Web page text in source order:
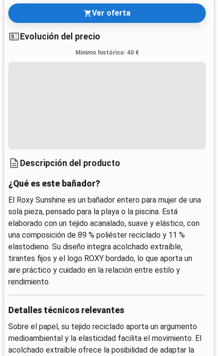
Ver oferta
Evolución del precio
Mínimo histórico: 40 €
Descripción del producto
¿Qué es este bañador?
El Roxy Sunshine es un bañador entero para mujer de una
sola pieza, pensado para la playa o la piscina. Está
elaborado con un tejido acanalado, suave y elástico, con
una composición de 89 % poliéster reciclado y 11 %
elastodieno. Su diseño integra acolchado extraíble,
tirantes fijos y el logo ROXY bordado, lo que aporta un
aire práctico y cuidado en la relación entre estilo y
rendimiento.
Detalles técnicos relevantes
Sobre el papel, su tejido reciclado aporta un argumento
medioambiental y la elasticidad facilita el movimiento. El
acolchado extraíble ofrece la posibilidad de adaptar la